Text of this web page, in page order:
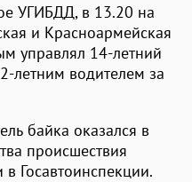
УГИБДД, в 13.20 на
и Красноармейская
управлял 14-летний
летним водителем за
байка оказался в
происшествия
в Госавтоинспекции.